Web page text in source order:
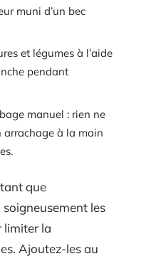
muni d’un bec
et légumes à l’aide
pendant
manuel : rien ne
arrachage à la main
que
soigneusement les
limiter la
Ajoutez-les au